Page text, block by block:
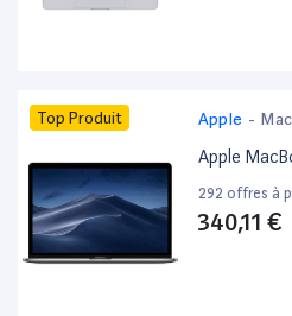
Top Produit Apple -
Apple
292 offres à
340,11 €